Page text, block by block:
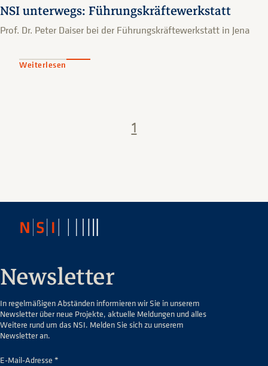
NSI unterwegs: Führungskräftewerkstatt
Prof. Dr. Peter Daiser bei der Führungskräftewerkstatt in Jena
Weiterlesen
1
Newsletter
In regelmäßigen Abständen informieren wir Sie in unserem
Newsletter über neue Projekte, aktuelle Meldungen und alles
Weitere rund um das NSI. Melden Sie sich zu unserem
Newsletter an.
E-Mail-Adresse *